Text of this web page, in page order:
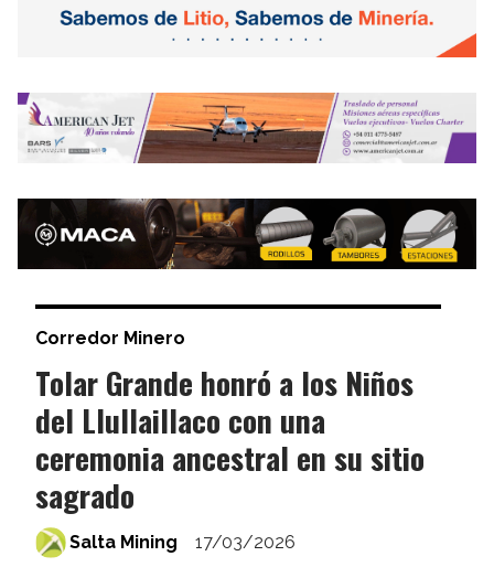
Tolar Grande honró a los Niños
del Llullaillaco con una
ceremonia ancestral en su sitio
sagrado
Corredor Minero
17/03/2026
Salta Mining